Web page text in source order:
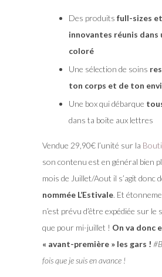
Des produits full-sizes
innovantes réunis
coloré
Une sélection de soins
ton corps et de ton
Une box qui débarque
dans ta boite aux lettres
Vendue 29,90€ l’unité sur la
son contenu est en général bien
mois de Juillet/Aout il s’agit donc
nommée L’Estivale. Et
n’est prévu d’être expédiée sur le
que pour mi-juillet ! On va donc
« avant-première » les gars !
fois que je suis en avance !